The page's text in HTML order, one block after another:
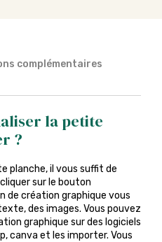
complémentaires
la petite
?
planche, il vous suffit de
sur le bouton
de création graphique vous
des images. Vous pouvez
graphique sur des logiciels
canva et les importer. Vous